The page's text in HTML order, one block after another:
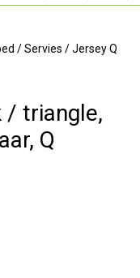
/Servies /Jersey Q
/ triangle,
Q